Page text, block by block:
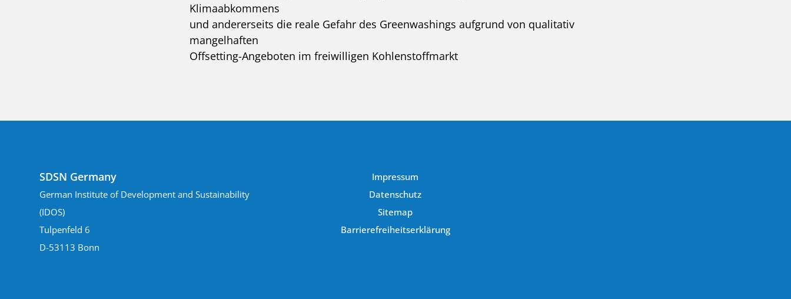
Klimaabkommens
und andererseits die reale Gefahr des Greenwashings aufgrund von qualitativ
mangelhaften
Offsetting-Angeboten im freiwilligen Kohlenstoffmarkt
SDSN Germany
German Institute of Development and Sustainability
(IDOS)
Tulpenfeld 6
D-53113 Bonn
Impressum
Datenschutz
Sitemap
Barrierefreiheitserklärung